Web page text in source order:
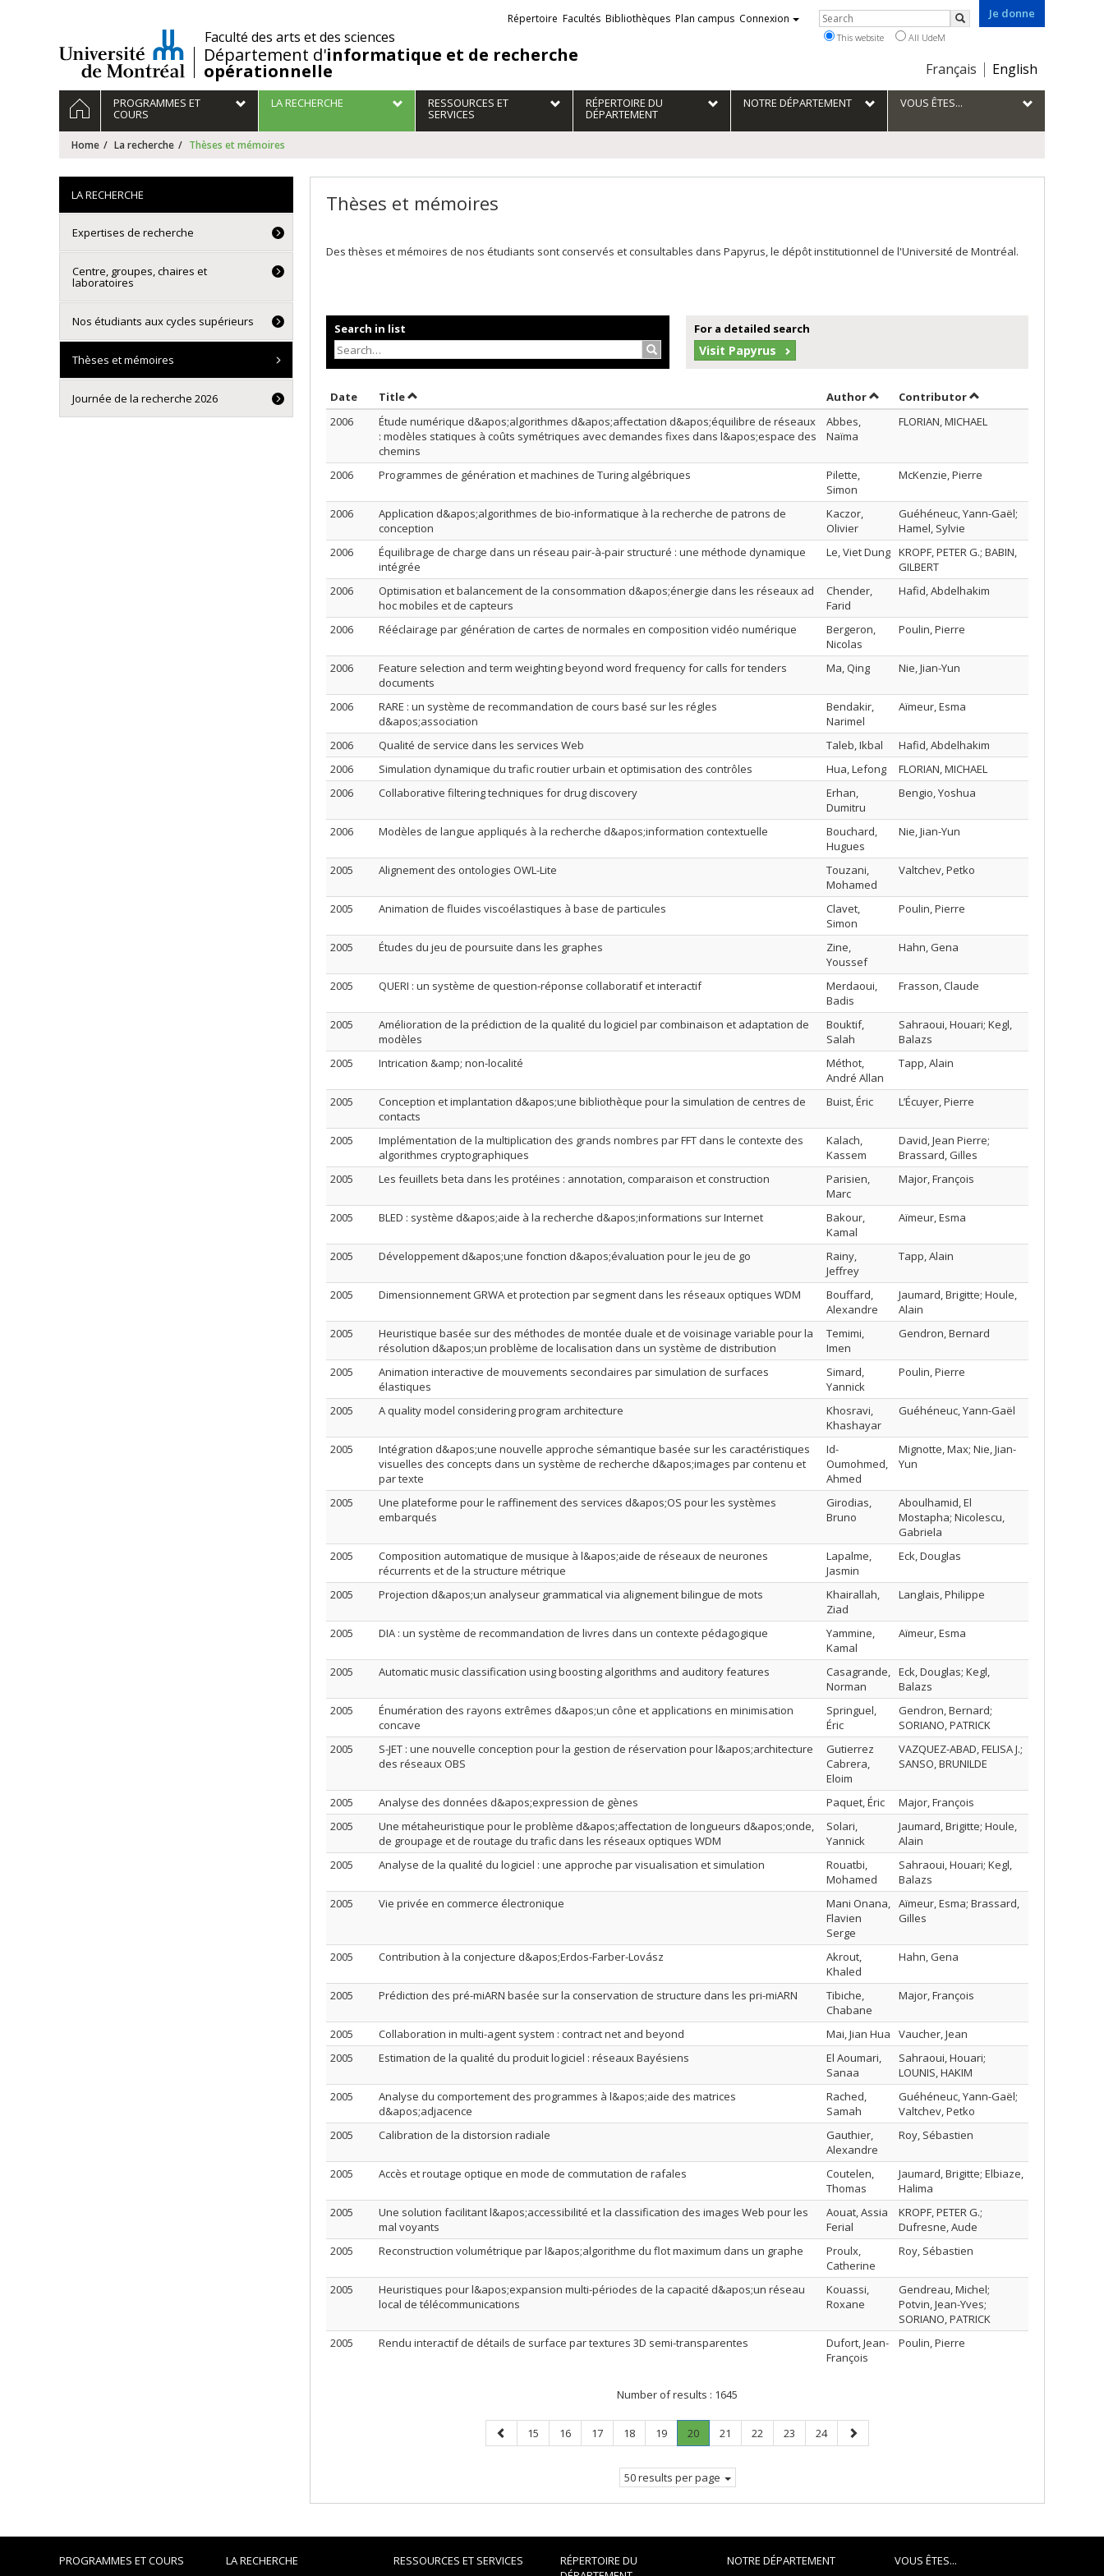
/Faculté des arts et des sciences
Département d'informatique et de recherche
opérationnelle
Je donne
Choix
la
langue
Français English
Liens
externes
Répertoire Facultés Bibliothèques Plan campus Connexion Rechercher
Search
This website All UdeM
Navigation
principale
HOMEPROGRAMMES ET
COURS
LA RECHERCHE RESSOURCES ET
SERVICES
RÉPERTOIRE DU
DÉPARTEMENT
NOTRE DÉPARTEMENT VOUS ÊTES...
Home La recherche Thèses et mémoires
Thèses et mémoires
Des thèses et mémoires de nos étudiants sont conservés et consultables dans Papyrus, le dépôt institutionnel de l'Université de Montréal.
Search in list
Search…
For a detailed search
Visit Papyrus
Date Sort by date in ascending order
TitleSort by title in ascending order AuthorSort by author in ascending order
Contributorby contributor in
2006
Étude numérique d&apos;algorithmes d&apos;affectation d&apos;équilibre de réseaux
: modèles statiques à coûts symétriques avec demandes fixes dans l&apos;espace des
chemins
Abbes,
Naïma
FLORIAN, MICHAEL
2006 Programmes de génération et machines de Turing algébriques
Pilette,
Simon
McKenzie, Pierre
2006
Application d&apos;algorithmes de bio-informatique à la recherche de patrons de
conception
Kaczor,
Olivier
Guéhéneuc, Yann-Gaël;
Hamel, Sylvie
2006
Équilibrage de charge dans un réseau pair-à-pair structuré : une méthode dynamique
intégrée
Le, Viet Dung KROPF, PETER G.; BABIN,
GILBERT
2006
Optimisation et balancement de la consommation d&apos;énergie dans les réseaux ad
hoc mobiles et de capteurs
Chender,
Farid
Hafid, Abdelhakim
2006 Rééclairage par génération de cartes de normales en composition vidéo numérique
Bergeron,
Nicolas
Poulin, Pierre
2006
Feature selection and term weighting beyond word frequency for calls for tenders
documents
Ma, Qing Nie, Jian-Yun
2006
RARE : un système de recommandation de cours basé sur les régles
d&apos;association
Bendakir,
Narimel
Aïmeur, Esma
2006 Qualité de service dans les services Web Taleb, Ikbal
Hafid, Abdelhakim
2006
Simulation dynamique du trafic routier urbain et optimisation des contrôles Hua, Lefong
FLORIAN, MICHAEL
2006
Collaborative filtering techniques for drug discovery
Erhan,
Dumitru
Bengio, Yoshua
2006 Modèles de langue appliqués à la recherche d&apos;information contextuelle
Bouchard,
Hugues
Nie, Jian-Yun
2005 Alignement des ontologies OWL-Lite
Touzani,
Mohamed
Valtchev, Petko
2005 Animation de fluides viscoélastiques à base de particules
Clavet,
Simon
Poulin, Pierre
2005 Études du jeu de poursuite dans les graphes
Zine,
Youssef
Hahn, Gena
2005 QUERI : un système de question-réponse collaboratif et interactif
Merdaoui,
Badis
Frasson, Claude
2005
Amélioration de la prédiction de la qualité du logiciel par combinaison et adaptation de
modèles
Bouktif,
Salah
Sahraoui, Houari; Kegl,
Balazs
2005
Intrication &amp; non-localité
Méthot,
André Allan
Tapp, Alain
2005
Conception et implantation d&apos;une bibliothèque pour la simulation de centres de
contacts
Buist, Éric L’Écuyer, Pierre
2005
Implémentation de la multiplication des grands nombres par FFT dans le contexte des
algorithmes cryptographiques
Kalach,
Kassem
David, Jean Pierre;
Brassard, Gilles
2005
Les feuillets beta dans les protéines : annotation, comparaison et construction
Parisien,
Marc
Major, François
2005 BLED : système d&apos;aide à la recherche d&apos;informations sur Internet
Bakour,
Kamal
Aïmeur, Esma
2005 Développement d&apos;une fonction d&apos;évaluation pour le jeu de go
Rainy,
Jeffrey
Tapp, Alain
2005 Dimensionnement GRWA et protection par segment dans les réseaux optiques WDM
Bouffard,
Alexandre
Jaumard, Brigitte; Houle,
Alain
2005
Heuristique basée sur des méthodes de montée duale et de voisinage variable pour la
résolution d&apos;un problème de localisation dans un système de distribution
Temimi,
Imen
Gendron, Bernard
2005
Animation interactive de mouvements secondaires par simulation de surfaces
élastiques
Simard,
Yannick
Poulin, Pierre
2005 A quality model considering program architecture
Khosravi,
Khashayar
Guéhéneuc, Yann-Gaël
2005
Intégration d&apos;une nouvelle approche sémantique basée sur les caractéristiques
visuelles des concepts dans un système de recherche d&apos;images par contenu et
par texte
Id-
Oumohmed,
Ahmed
Mignotte, Max; Nie, Jian-
Yun
2005
Une plateforme pour le raffinement des services d&apos;OS pour les systèmes
embarqués
Girodias,
Bruno
Aboulhamid, El
Mostapha; Nicolescu,
Gabriela
2005
Composition automatique de musique à l&apos;aide de réseaux de neurones
récurrents et de la structure métrique
Lapalme,
Jasmin
Eck, Douglas
2005 Projection d&apos;un analyseur grammatical via alignement bilingue de mots
Khairallah,
Ziad
Langlais, Philippe
2005 DIA : un système de recommandation de livres dans un contexte pédagogique
Yammine,
Kamal
Aïmeur, Esma
2005 Automatic music classification using boosting algorithms and auditory features
Casagrande,
Norman
Eck, Douglas; Kegl,
Balazs
2005
Énumération des rayons extrêmes d&apos;un cône et applications en minimisation
concave
Springuel,
Éric
Gendron, Bernard;
SORIANO, PATRICK
2005
S-JET : une nouvelle conception pour la gestion de réservation pour l&apos;architecture
des réseaux OBS
Gutierrez
Cabrera,
Eloim
VAZQUEZ-ABAD, FELISA J.;
SANSO, BRUNILDE
2005 Analyse des données d&apos;expression de gènes Paquet, Éric
Major, François
2005
Une métaheuristique pour le problème d&apos;affectation de longueurs d&apos;onde,
de groupage et de routage du trafic dans les réseaux optiques WDM
Solari,
Yannick
Jaumard, Brigitte; Houle,
Alain
2005
Analyse de la qualité du logiciel : une approche par visualisation et simulation
Rouatbi,
Mohamed
Sahraoui, Houari; Kegl,
Balazs
2005
Vie privée en commerce électronique
Mani Onana,
Flavien
Serge
Aïmeur, Esma; Brassard,
Gilles
2005 Contribution à la conjecture d&apos;Erdos-Farber-Lovász
Akrout,
Khaled
Hahn, Gena
2005 Prédiction des pré-miARN basée sur la conservation de structure dans les pri-miARN
Tibiche,
Chabane
Major, François
2005 Collaboration in multi-agent system : contract net and beyond Mai, Jian Hua
Vaucher, Jean
2005
Estimation de la qualité du produit logiciel : réseaux Bayésiens
El Aoumari,
Sanaa
Sahraoui, Houari;
LOUNIS, HAKIM
2005
Analyse du comportement des programmes à l&apos;aide des matrices
d&apos;adjacence
Rached,
Samah
Guéhéneuc, Yann-Gaël;
Valtchev, Petko
2005
Calibration de la distorsion radiale
Gauthier,
Alexandre
Roy, Sébastien
2005 Accès et routage optique en mode de commutation de rafales
Coutelen,
Thomas
Jaumard, Brigitte; Elbiaze,
Halima
2005
Une solution facilitant l&apos;accessibilité et la classification des images Web pour les
mal voyants
Aouat, Assia
Ferial
KROPF, PETER G.;
Dufresne, Aude
2005
Reconstruction volumétrique par l&apos;algorithme du flot maximum dans un graphe
Proulx,
Catherine
Roy, Sébastien
2005
Heuristiques pour l&apos;expansion multi-périodes de la capacité d&apos;un réseau
local de télécommunications
Kouassi,
Roxane
Gendreau, Michel;
Potvin, Jean-Yves;
SORIANO, PATRICK
2005
Rendu interactif de détails de surface par textures 3D semi-transparentes
Dufort, Jean-
François
Poulin, Pierre
Number of results : 1645
Previous
page
Page
15 Page
16 Page
17 Page
18 Page
19 Page
20.
Current
Page
21 Page
22 Page
23 Page
24
Next
page
50 results per page
LA RECHERCHE
Expertises de recherche
Centre, groupes, chaires et
laboratoires
Nos étudiants aux cycles supérieurs
Thèses et mémoires
Journée de la recherche 2026
PROGRAMMES ET COURS LA RECHERCHE RESSOURCES ET SERVICES
RÉPERTOIRE DU
NOTRE DÉPARTEMENT VOUS ÊTES...